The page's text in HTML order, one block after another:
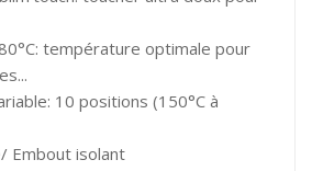
température optimale pour
10 positions (150°C à
Embout isolant